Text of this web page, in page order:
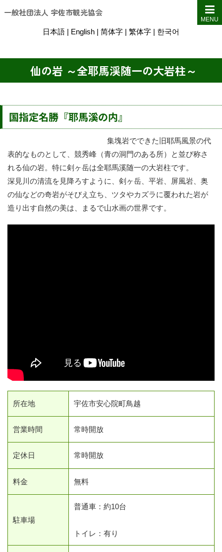
一般社団法人 宇佐市観光協会
MENU
日本語 | English | 简体字 | 繁体字 | 한국어
仙の岩 ～全耶馬渓随一の大岩柱～
国指定名勝『耶馬溪の内』
集塊岩でできた旧耶馬風景の代
表的なものとして、競秀峰（青の洞門のある所）と並び称さ
れる仙の岩。特に剣ヶ岳は全耶馬溪随一の大岩柱です。
深見川の清流を見降ろすように、剣ヶ岳、平岩、屏風岩、奥
の仙などの奇岩がそびえ立ち、ツタやカズラに覆われた岩が
造り出す自然の美は、まるで山水画の世界です。
所在地 宇佐市安心院町鳥越
営業時間 常時開放
定休日 常時開放
料金 無料
駐車場
普通車：約10台
トイレ：有り